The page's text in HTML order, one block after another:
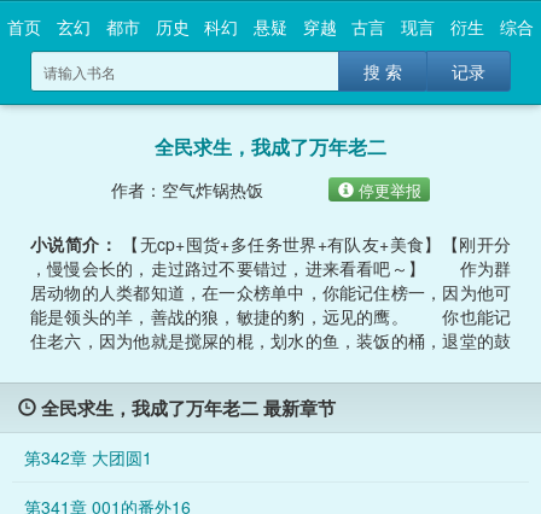
首页 玄幻 都市 历史 科幻 悬疑 穿越 古言 现言 衍生
综合
搜 索
记录
全民求生，我成了万年老二
作者：空气炸锅热饭 停更举报
小说简介：
【无cp+囤货+多任务世界+有队友+美食】【刚开分
，慢慢会长的，走过路过不要错过，进来看看吧～】 作为群
居动物的人类都知道，在一众榜单中，你能记住榜一，因为他可
能是领头的羊，善战的狼，敏捷的豹，远见的鹰。 你也能记
住老六，因为他就是搅屎的棍，划水的鱼，装饭的桶，退堂的鼓
单好像只是为了凑数的存在。 上一世李橙子先是成为老六在
求生...
全民求生，我成了万年老二 最新章节
第342章 大团圆1
第341章 001的番外16